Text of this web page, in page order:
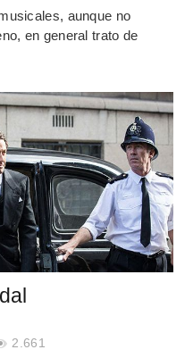
aunque no
en general trato de
2.661